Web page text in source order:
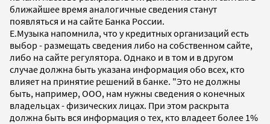
ближайшее время аналогичные сведения станут
появляться и на сайте Банка России.
Е.Музыка напомнила, что у кредитных организаций есть
выбор - размещать сведения либо на собственном сайте,
либо на сайте регулятора. Однако и в том и в другом
случае должна быть указана информация обо всех, кто
влияет на принятие решений в банке. "Это не должны
быть, например, ООО, нам нужны сведения о конечных
владельцах - физических лицах. При этом раскрыта
должна быть вся информация о тех, кто владеет более 1%